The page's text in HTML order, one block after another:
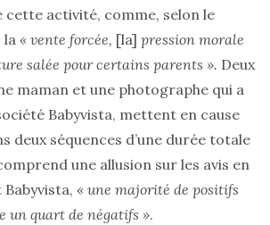
cette activité, comme, selon le
la « vente forcée, [la] pression morale
salée pour certains parents ». Deux
maman et une photographe qui a
Babyvista, mettent en cause
deux séquences d’une durée totale
une allusion sur les avis en
« une majorité de positifs
un quart de négatifs ».